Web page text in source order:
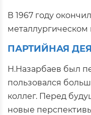
В 1967 году
металлургическом
ПАРТИЙНАЯ
Н.Назарбаев был
пользовался
коллег. Перед
новые